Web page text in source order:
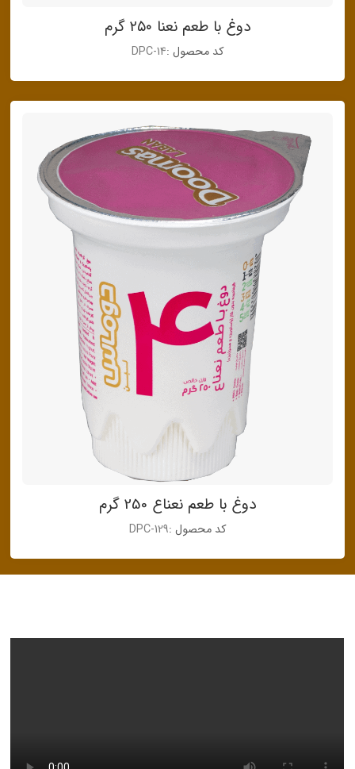
دوغ با طعم نعنا ۲۵۰ گرم
کد محصول :DPC-14
دوغ با طعم نعناع 250 گرم
کد محصول :DPC-129